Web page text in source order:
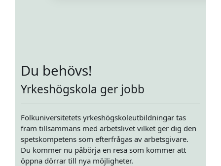
Du behövs!
Yrkeshögskola ger jobb
Folkuniversitetets yrkeshögskoleutbildningar tas
fram tillsammans med arbetslivet vilket ger dig den
spetskompetens som efterfrågas av arbetsgivare.
Du kommer nu påbörja en resa som kommer att
öppna dörrar till nya möjligheter.